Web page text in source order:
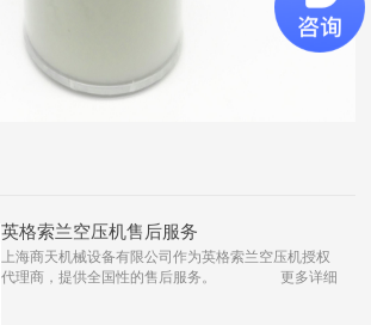
英格索兰空压机售后服务
上海商天机械设备有限公司作为英格索兰空压机授权
代理商，提供全国性的售后服务。
更多详细